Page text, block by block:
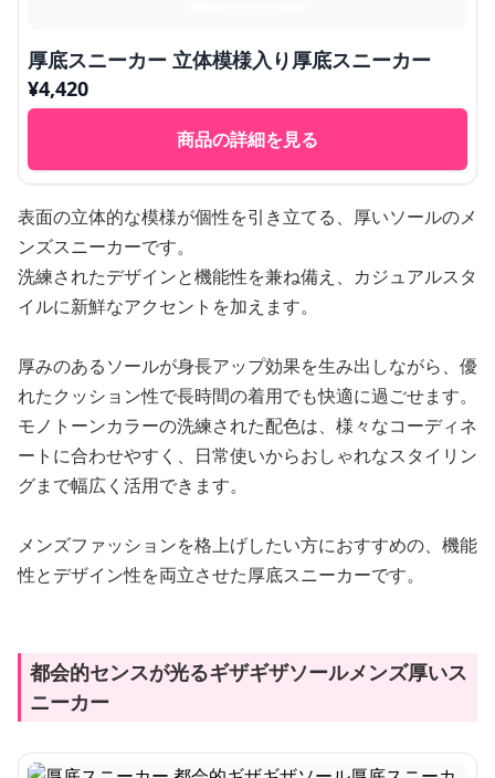
厚底スニーカー 立体模様入り厚底スニーカー
¥4,420
商品の詳細を見る
表面の立体的な模様が個性を引き立てる、厚いソールのメ
ンズスニーカーです。
洗練されたデザインと機能性を兼ね備え、カジュアルスタ
イルに新鮮なアクセントを加えます。
厚みのあるソールが身長アップ効果を生み出しながら、優
れたクッション性で長時間の着用でも快適に過ごせます。
モノトーンカラーの洗練された配色は、様々なコーディネ
ートに合わせやすく、日常使いからおしゃれなスタイリン
グまで幅広く活用できます。
メンズファッションを格上げしたい方におすすめの、機能
性とデザイン性を両立させた厚底スニーカーです。
都会的センスが光るギザギザソールメンズ厚いス
ニーカー